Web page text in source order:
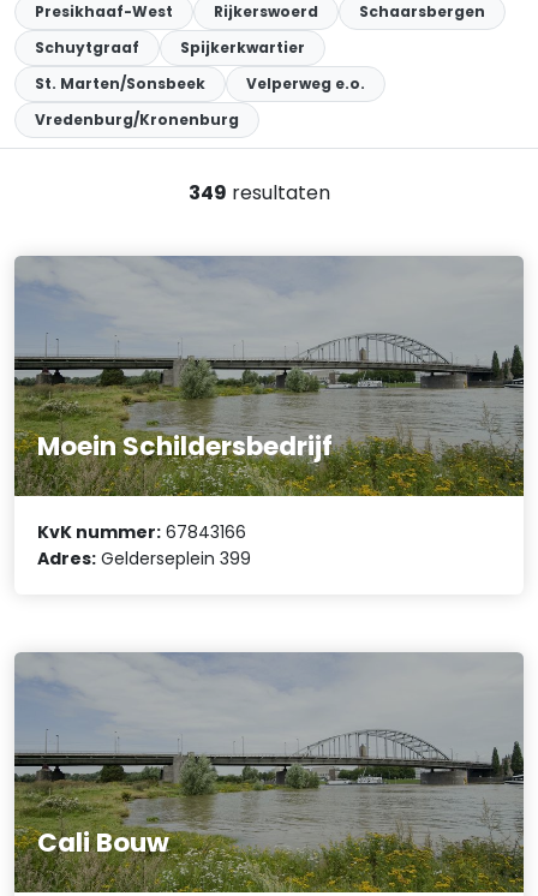
Presikhaaf-West
Rijkerswoerd
Schaarsbergen
Schuytgraaf
Spijkerkwartier
St. Marten/Sonsbeek
Velperweg e.o.
Vredenburg/Kronenburg
349 resultaten
Moein Schildersbedrijf
KvK nummer: 67843166
Adres: Gelderseplein 399
Cali Bouw